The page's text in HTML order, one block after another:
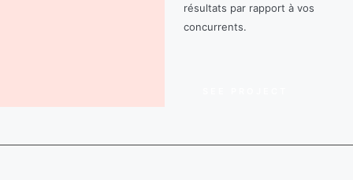
résultats par rapport à vos
concurrents.